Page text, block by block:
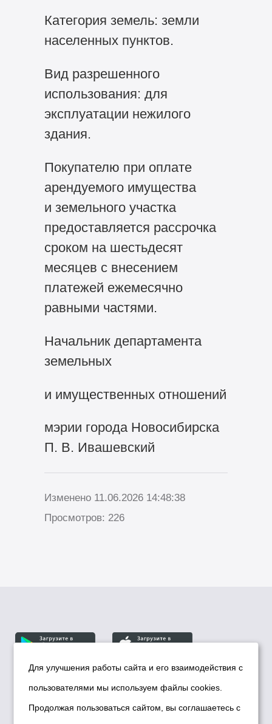
Категория земель: земли
населенных пунктов.
Вид разрешенного
использования: для
эксплуатации нежилого
здания.
Покупателю при оплате
арендуемого имущества
и земельного участка
предоставляется рассрочка
сроком на шестьдесят
месяцев с внесением
платежей ежемесячно
равными частями.
Начальник департамента
земельных
и имущественных отношений
мэрии города Новосибирска
П. В. Ивашевский
Изменено 11.06.2026 14:48:38
Просмотров: 226
© Департамент информационной политики мэрии
города Новосибирска, 2026
Для улучшения работы сайта и его взаимодействия с
пользователями мы используем файлы cookies.
Продолжая пользоваться сайтом, вы соглашаетесь с